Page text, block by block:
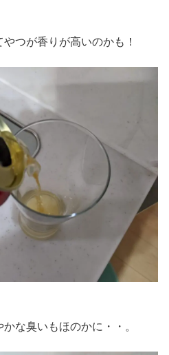
つが香りが高いのかも！
な臭いもほのかに・・。